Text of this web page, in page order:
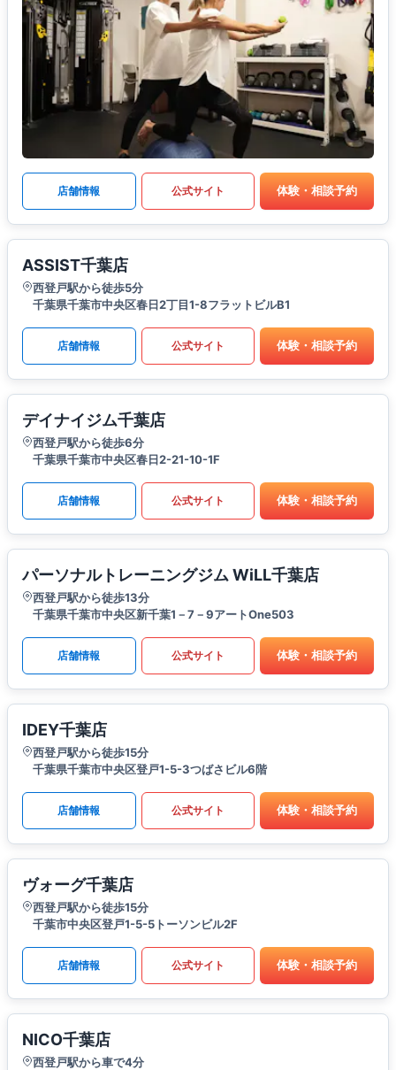
店舗情報 公式サイト 体験・相談予約
ASSIST千葉店
西登戸駅から徒歩5分
千葉県千葉市中央区春日2丁目1-8フラットビルB1
店舗情報 公式サイト 体験・相談予約
デイナイジム千葉店
西登戸駅から徒歩6分
千葉県千葉市中央区春日2-21-10-1F
店舗情報 公式サイト 体験・相談予約
パーソナルトレーニングジム WiLL千葉店
西登戸駅から徒歩13分
千葉県千葉市中央区新千葉1－7－9アートOne503
店舗情報 公式サイト 体験・相談予約
IDEY千葉店
西登戸駅から徒歩15分
千葉県千葉市中央区登戸1-5-3つばさビル6階
店舗情報 公式サイト 体験・相談予約
ヴォーグ千葉店
西登戸駅から徒歩15分
千葉市中央区登戸1-5-5トーソンビル2F
店舗情報 公式サイト 体験・相談予約
NICO千葉店
西登戸駅から車で4分